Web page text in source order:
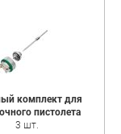
комплект для
пистолета
3 шт.